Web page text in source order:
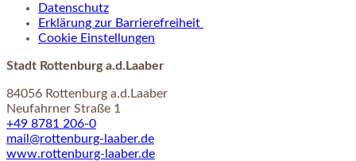
Datenschutz
Erklärung zur Barrierefreiheit
Cookie Einstellungen
Stadt Rottenburg a.d.Laaber
84056 Rottenburg a.d.Laaber
Neufahrner Straße 1
+49 8781 206-0
mail@rottenburg-laaber.de
www.rottenburg-laaber.de